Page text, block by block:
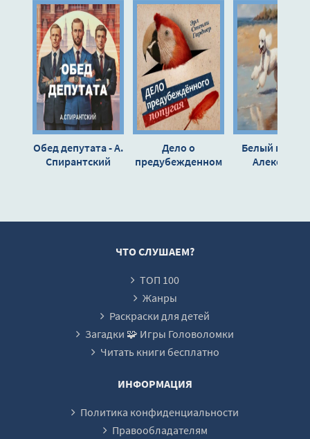
Обед депутата - А.
Спирантский
Дело о
предубежденном
Белый
Александр
ЧТО СЛУШАЕМ?
ТОП 100
Жанры
Раскраски для детей
Загадки 🧩 Игры Головоломки
Читать книги бесплатно
ИНФОРМАЦИЯ
Политика конфиденциальности
Правообладателям